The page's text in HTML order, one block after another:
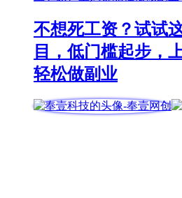
不想死工资？试试
目，低门槛起步，
轻松做副业